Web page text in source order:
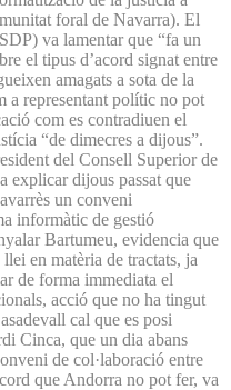
foral de Navarra). El
va lamentar que “fa un
el tipus d’acord signat entre
amagats a sota de la
a representant polític no pot
com es contradiuen el
“de dimecres a dijous”.
del Consell Superior de
explicar dijous passat que
un conveni
informàtic de gestió
Bartumeu, evidencia que
en matèria de tractats, ja
de forma immediata el
acció que no ha tingut
cal que es posi
Cinca, que un dia abans
de col·laboració entre
que Andorra no pot fer, va